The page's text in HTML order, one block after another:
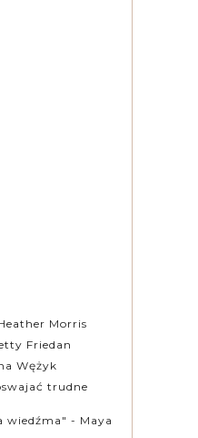
Morris
Friedan
Wężyk
trudne
wiedźma" - Maya